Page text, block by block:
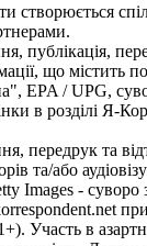
створюється
публікація,
що містить
EPA / UPG,
в розділі Я-
передрук та
та/або
Images - суворо
Участь в